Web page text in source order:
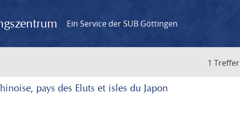
Ein Service der SUB Göttingen
1 Treffer
pays des Eluts et isles du Japon